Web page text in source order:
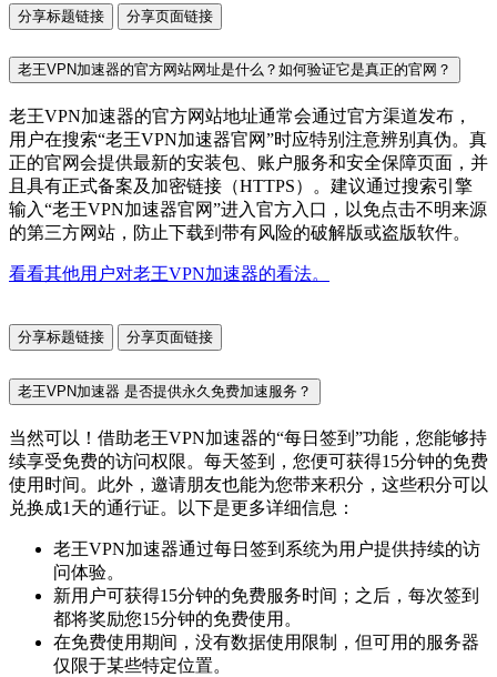
分享标题链接 分享页面链接
老王VPN加速器的官方网站网址是什么？如何验证它是真正的官网？
老王VPN加速器的官方网站地址通常会通过官方渠道发布，
用户在搜索“老王VPN加速器官网”时应特别注意辨别真伪。真
正的官网会提供最新的安装包、账户服务和安全保障页面，并
且具有正式备案及加密链接（HTTPS）。建议通过搜索引擎
输入“老王VPN加速器官网”进入官方入口，以免点击不明来源
的第三方网站，防止下载到带有风险的破解版或盗版软件。
看看其他用户对老王VPN加速器的看法。
分享标题链接 分享页面链接
老王VPN加速器 是否提供永久免费加速服务？
当然可以！借助老王VPN加速器的“每日签到”功能，您能够持
续享受免费的访问权限。每天签到，您便可获得15分钟的免费
使用时间。此外，邀请朋友也能为您带来积分，这些积分可以
兑换成1天的通行证。以下是更多详细信息：
老王VPN加速器通过每日签到系统为用户提供持续的访
问体验。
新用户可获得15分钟的免费服务时间；之后，每次签到
都将奖励您15分钟的免费使用。
在免费使用期间，没有数据使用限制，但可用的服务器
仅限于某些特定位置。